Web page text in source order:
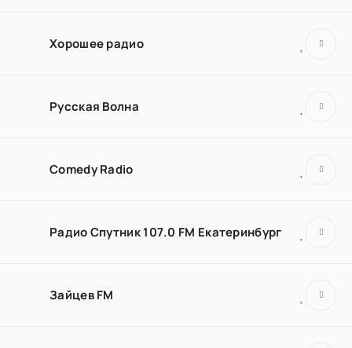
Хорошее радио
Русская Волна
Comedy Radio
Радио Спутник 107.0 FM Екатеринбург
Зайцев FM